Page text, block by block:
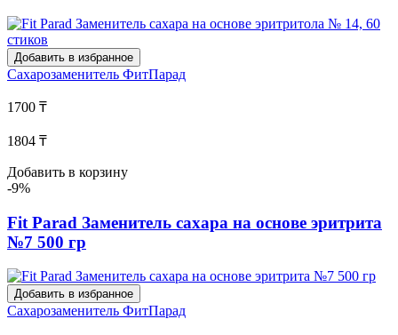
Добавить в избранное
Сахарозаменитель ФитПарад
1700 ₸
1804 ₸
Добавить в корзину
-9%
Fit Parad Заменитель сахара на основе эритрита
№7 500 гр
Добавить в избранное
Сахарозаменитель ФитПарад